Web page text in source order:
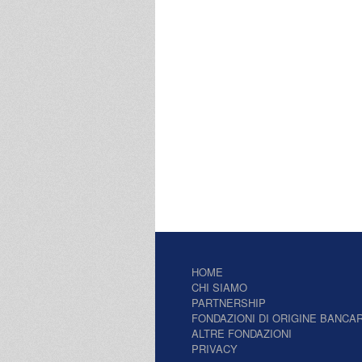
HOME
CHI SIAMO
PARTNERSHIP
FONDAZIONI DI ORIGINE
ALTRE FONDAZIONI
PRIVACY